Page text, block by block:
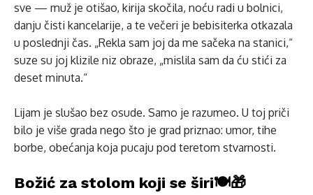
sve — muž je otišao, kirija skočila, noću radi u bolnici,
danju čisti kancelarije, a te večeri je bebisiterka otkazala
u poslednji čas. „Rekla sam joj da me sačeka na stanici,“
suze su joj klizile niz obraze, „mislila sam da ću stići za
deset minuta.“
Liјam je slušao bez osude. Samo je razumeo. U toj priči
bilo je više grada nego što je grad priznao: umor, tihe
borbe, obećanja koja pucaju pod teretom stvarnosti.
Božić za stolom koji se širi🍽️🎁